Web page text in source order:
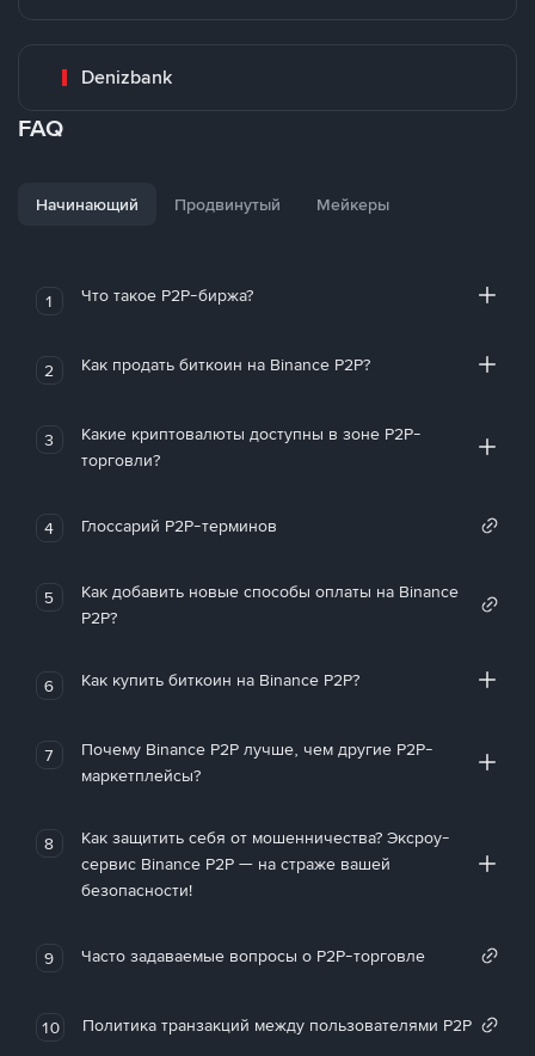
Denizbank
FAQ
Начинающий Продвинутый Мейкеры
1 Что такое P2P-биржа?
2 Как продать биткоин на Binance P2P?
3
Какие криптовалюты доступны в зоне P2P-
торговли?
4 Глоссарий P2P-терминов
5
Как добавить новые способы оплаты на Binance
P2P?
6 Как купить биткоин на Binance P2P?
7
Почему Binance P2P лучше, чем другие P2P-
маркетплейсы?
8
Как защитить себя от мошенничества? Эксроу-
сервис Binance P2P — на страже вашей
безопасности!
9 Часто задаваемые вопросы о P2P-торговле
10 Политика транзакций между пользователями P2P